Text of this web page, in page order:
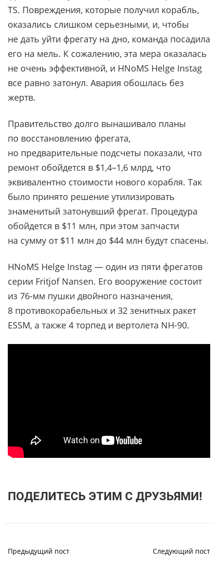
TS. Повреждения, которые получил корабль,
оказались слишком серьезными, и, чтобы
не дать уйти фрегату на дно, команда посадила
его на мель. К сожалению, эта мера оказалась
не очень эффективной, и HNoMS Helge Instag
все равно затонул. Авария обошлась без
жертв.
Правительство долго вынашивало планы
по восстановлению фрегата,
но предварительные подсчеты показали, что
ремонт обойдется в $1,4–1,6 млрд, что
эквивалентно стоимости нового корабля. Так
было принято решение утилизировать
знаменитый затонувший фрегат. Процедура
обойдется в $11 млн, при этом запчасти
на сумму от $11 млн до $44 млн будут спасены.
HNoMS Helge Instag — один из пяти фрегатов
серии Fritjof Nansen. Его вооружение состоит
из 76-мм пушки двойного назначения,
8 противокорабельных и 32 зенитных ракет
ESSM, а также 4 торпед и вертолета NH-90.
ПОДЕЛИТЕСЬ ЭТИМ С ДРУЗЬЯМИ!
Предыдущий пост Следующий пост